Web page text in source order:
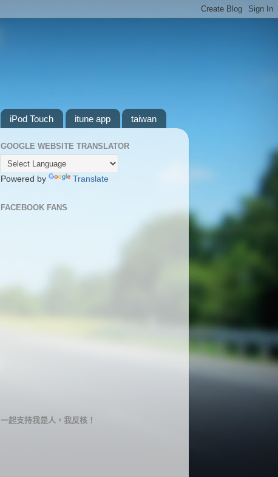
iPod Touch itune app taiwan
GOOGLE WEBSITE TRANSLATOR
Powered by Translate
FACEBOOK FANS
一起支持我是人，我反核！